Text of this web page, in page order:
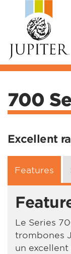
700
Excellent
Features
Le Series
trombones
un